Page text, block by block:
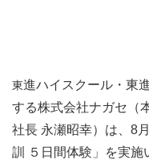
東進ハイスクール・東
する株式会社ナガセ（
社長 永瀬昭幸）は、8
訓 ５日間体験」を実施